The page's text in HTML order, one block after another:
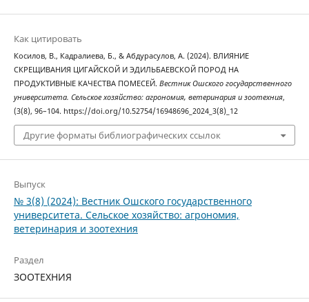
Как цитировать
Косилов, В., Кадралиева, Б., & Абдурасулов, А. (2024). ВЛИЯНИЕ
СКРЕЩИВАНИЯ ЦИГАЙСКОЙ И ЭДИЛЬБАЕВСКОЙ ПОРОД НА
ПРОДУКТИВНЫЕ КАЧЕСТВА ПОМЕСЕЙ. Вестник Ошского государственного
университета. Сельское хозяйство: агрономия, ветеринария и зоотехния,
(3(8), 96–104. https://doi.org/10.52754/16948696_2024_3(8)_12
Другие форматы библиографических ссылок
Выпуск
№ 3(8) (2024): Вестник Ошского государственного
университета. Сельское хозяйство: агрономия,
ветеринария и зоотехния
Раздел
ЗООТЕХНИЯ